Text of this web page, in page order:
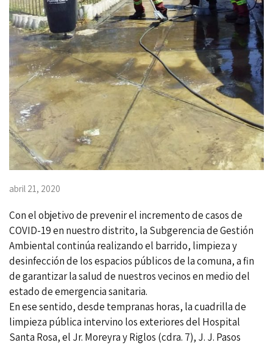
abril 21, 2020
Con el objetivo de prevenir el incremento de casos de
COVID-19 en nuestro distrito, la Subgerencia de Gestión
Ambiental continúa realizando el barrido, limpieza y
desinfección de los espacios públicos de la comuna, a fin
de garantizar la salud de nuestros vecinos en medio del
estado de emergencia sanitaria.
En ese sentido, desde tempranas horas, la cuadrilla de
limpieza pública intervino los exteriores del Hospital
Santa Rosa, el Jr. Moreyra y Riglos (cdra. 7), J. J. Pasos